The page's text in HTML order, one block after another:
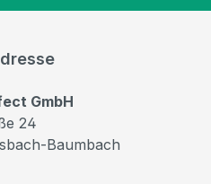
GmbH
24
Baumbach